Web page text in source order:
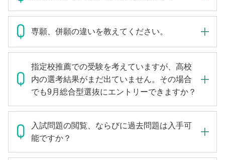
専願、併願の違いを教えてください。
指定校推薦での受験を考えていますが、高校
内の選考結果がまだ出ていません。その場合
でも9月総合型選抜にエントリーできますか？
入試問題の閲覧、ならびに過去問題は入手可
能ですか？